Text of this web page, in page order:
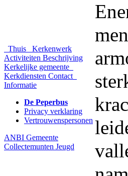
Thuis
Kerkenwerk
Activiteiten Beschrijving
Kerkelijke gemeente
Kerkdiensten Contact
Informatie
De Peperbus
Privacy verklaring
Vertrouwenspersonen
ANBI Gemeente
Collectemunten Jeugd